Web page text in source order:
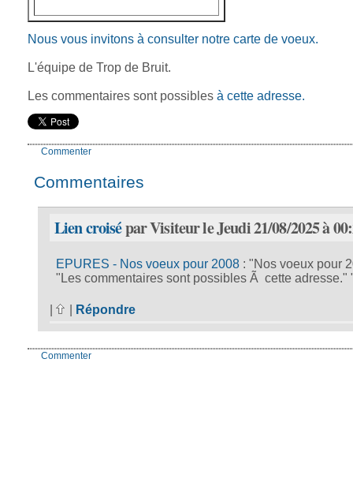
Nous vous invitons à consulter notre carte de voeux.
L'équipe de Trop de Bruit.
Les commentaires sont possibles à cette adresse.
Commenter
Commentaires
Lien croisépar Visiteur le Jeudi 21/08/2025 à
EPURES - Nos voeux pour 2008: "Nos voeux pour
"Les commentaires sont possibles Ã cette adresse."
Répondre
Commenter